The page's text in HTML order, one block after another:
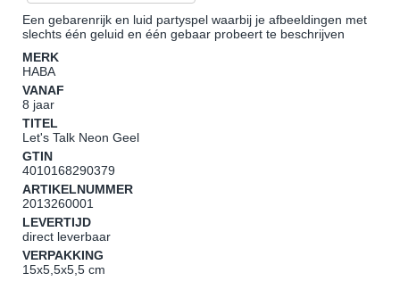
Een gebarenrijk en luid partyspel waarbij je afbeeldingen met
slechts één geluid en één gebaar probeert te beschrijven
MERK
HABA
VANAF
8 jaar
TITEL
Let's Talk Neon Geel
GTIN
4010168290379
ARTIKELNUMMER
2013260001
LEVERTIJD
direct leverbaar
VERPAKKING
15x5,5x5,5 cm